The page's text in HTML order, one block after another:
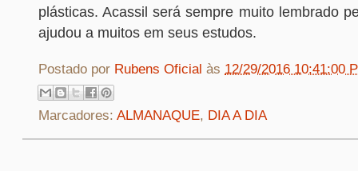
plásticas. Acassil será sempre muito lembrado
ajudou a muitos em seus estudos.
Postado por Rubens Oficial às 12/29/2016 10:41:00
Marcadores: ALMANAQUE, DIA A DIA